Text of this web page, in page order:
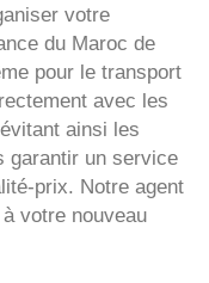
votre
du Maroc de
pour le transport
avec les
ainsi les
garantir un service
prix. Notre agent
votre nouveau